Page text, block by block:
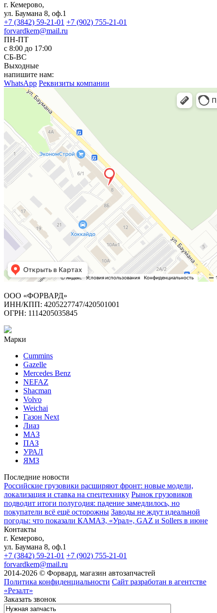
г. Кемерово,
ул. Баумана 8, оф.1
+7 (3842) 59-21-01 +7 (902) 755-21-01
forvardkem@mail.ru
ПН-ПТ
с 8:00 до 17:00
СБ-ВС
Выходные
напишите нам:
WhatsApp Реквизиты компании
ООО «ФОРВАРД»
ИНН/КПП: 4205227747/420501001
ОГРН: 1114205035845
Марки
Cummins
Gazelle
Mercedes Benz
NEFAZ
Shacman
Volvo
Weichai
Газон Next
Лиаз
МАЗ
ПАЗ
УРАЛ
ЯМЗ
Последние новости
Российские грузовики расширяют фронт: новые модели,
локализация и ставка на спецтехнику Рынок грузовиков
подводит итоги полугодия: падение замедлилось, но
покупатели всё ещё осторожны Заводы не ждут идеальной
погоды: что показали КАМАЗ, «Урал», GAZ и Sollers в июне
Контакты
г. Кемерово,
ул. Баумана 8, оф.1
+7 (3842) 59-21-01 +7 (902) 755-21-01
forvardkem@mail.ru
2014-2026 © Форвард, магазин автозапчастей
Политика конфиденциальности Сайт разработан в агентстве
«Резалт»
Заказать звонок